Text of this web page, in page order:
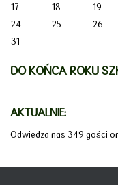
17
18 19
24
25 26
31
DO KOŃCA ROKU
AKTUALNIE:
Odwiedza nas 349 gości